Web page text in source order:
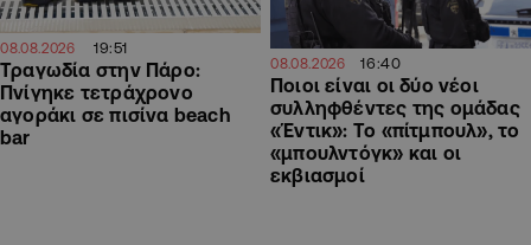
08.08.2026 19:51
Τραγωδία στην Πάρο:
Πνίγηκε τετράχρονο
αγοράκι σε πισίνα beach
bar
08.08.2026 16:40
Ποιοι είναι οι δύο νέοι
συλληφθέντες της ομάδας
«Έντικ»: Το «πίτμπουλ», το
«μπουλντόγκ» και οι
εκβιασμοί